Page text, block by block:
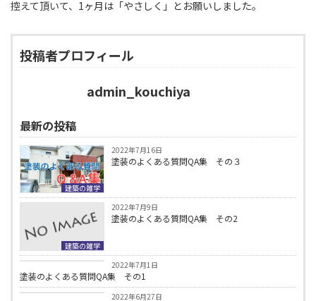
控えて頂いて、1ヶ月は「やさしく」とお願いしました。
投稿者プロフィール
admin_kouchiya
最新の投稿
建築の雑学
2022年7月16日
塗装のよくある質問QA集 その３
建築の雑学
2022年7月9日
塗装のよくある質問QA集 その2
建築の雑学
2022年7月1日
塗装のよくある質問QA集 その1
建築の雑学
2022年6月27日